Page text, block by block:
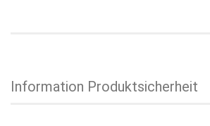
Information Produktsicherheit